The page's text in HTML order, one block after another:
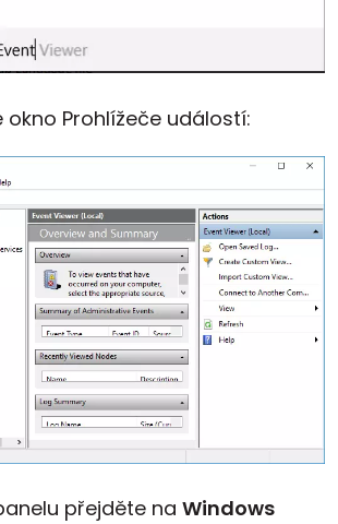
okno Prohlížeče událostí:
přejděte na Windows